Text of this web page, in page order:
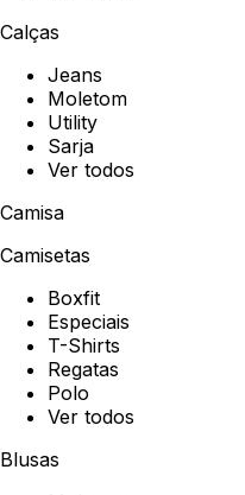
Calças
Jeans
Moletom
Utility
Sarja
Ver todos
Camisa
Camisetas
Boxfit
Especiais
T-Shirts
Regatas
Polo
Ver todos
Blusas